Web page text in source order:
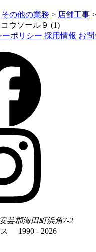
その他の業務 > 店舗工事 >
コウソール９ (1)
ーポリシー 採用情報 お問
芸郡海田町浜角7-2
1990 - 2026